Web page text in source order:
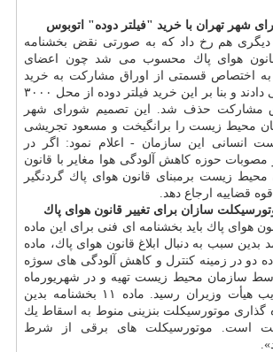
شهر تهران با خرید "فیلتر دوده" اتوبوس
دیگری هم رخ داد كه به صورتی نقض بخشنامه
ماده ۲ و ۸ قانون هوای پاك محسوب می شد چون اعضای
اختصاص قسمتی از اوراق مشاركت به خرید
فیلتر دوده رای منفی دادند و بنا بر این خرید فیلتر دوده از محل ۳۰۰۰
مشاركت حذف شد. این تصمیم شورای شهر
محیط زیست را برانگیخت و مسعود تجریشی
انسانی این سازمان - اعلام نمود: اگر در
حوزه كاهش آلودگی هوا مغایر با قانون
زیست برمبنای قانون هوای پاك گردنگیر
قضاییه ارجاع دهد.
سازان برای تغییر قانون هوای پاك
ماده ۲ قانون هوای پاك باید بخشنامه ای فنی برای این ماده
سبب به دنبال ابلاغ قانون هوای پاك، ماده
دو در زمینه كنترل و كاهش آلودگی های سوژه
سازمان محیط زیست تهیه و در شهریورماه
سال جاری به تصویب هیأت وزیران رسید. ماده ۱۱ بخشنامه بدین
موتورسیكلت بنزینی منوط به اسقاط یك
است. موتورسیكلت های برقی از شرط